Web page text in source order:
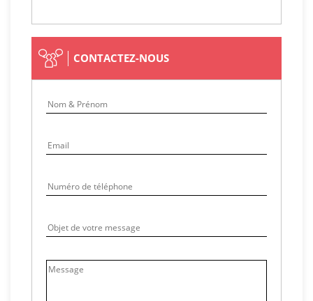
CONTACTEZ-NOUS